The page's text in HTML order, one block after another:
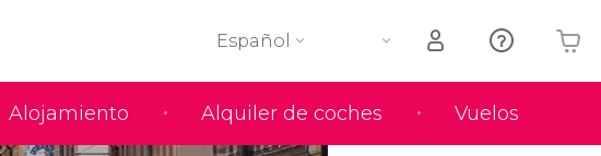
Alojamiento Alquiler de coches Vuelos
Español
Tu carrito está vacío